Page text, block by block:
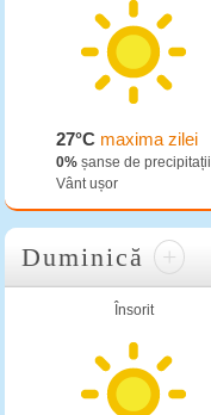
27°C maxima zilei
0% șanse de precipitații
Vânt ușor
Duminică +
Însorit